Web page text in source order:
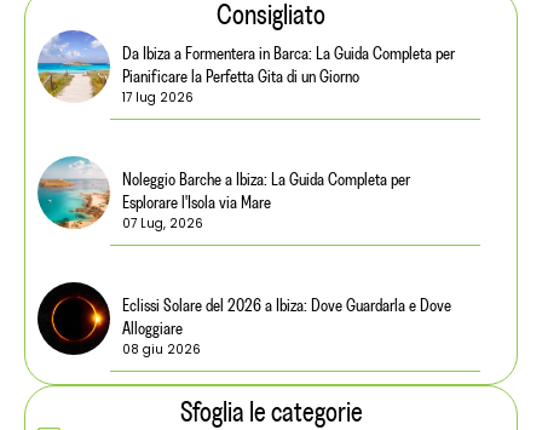
Consigliato
Da Ibiza a Formentera in Barca: La Guida Completa per
Pianificare la Perfetta Gita di un Giorno
17 lug 2026
Noleggio Barche a Ibiza: La Guida Completa per
Esplorare l'Isola via Mare
07 Lug, 2026
Eclissi Solare del 2026 a Ibiza: Dove Guardarla e Dove
Alloggiare
08 giu 2026
Sfoglia le categorie